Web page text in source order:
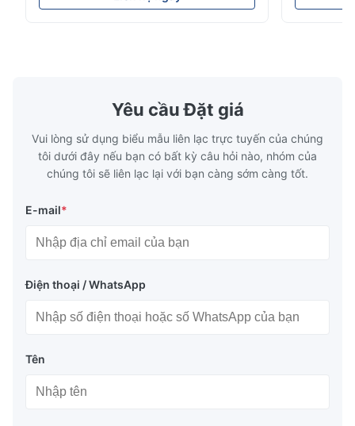
Mẫu số: 06700675190 Chức vụ: Phía sau
chữa. / Air
Yêu cầu Đặt giá
Vui lòng sử dụng biểu mẫu liên lạc trực tuyến của chúng
tôi dưới đây nếu bạn có bất kỳ câu hỏi nào, nhóm của
chúng tôi sẽ liên lạc lại với bạn càng sớm càng tốt.
E-mail*
Điện thoại / WhatsApp
Tên